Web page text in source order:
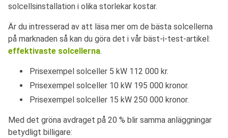
solcellsinstallation i olika storlekar kostar.
Är du intresserad av att läsa mer om de bästa solcellerna
på marknaden så kan du göra det i vår bäst-i-test-artikel:
effektivaste solcellerna.
Prisexempel solceller 5 kW 112 000 kr.
Prisexempel solceller 10 kW 195 000 kronor.
Prisexempel solceller 15 kW 250 000 kronor.
Med det gröna avdraget på 20 % blir samma anläggningar
betydligt billigare: